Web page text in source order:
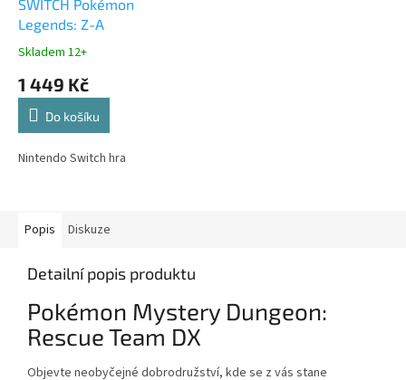
SWITCH Pokémon
Legends: Z-A
Skladem 12+
1 449 Kč
Do košíku
Nintendo Switch hra
Popis Diskuze
Detailní popis produktu
Pokémon Mystery Dungeon:
Rescue Team DX
Objevte neobyčejné dobrodružství, kde se z vás stane